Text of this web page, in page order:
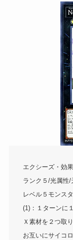
エクシーズ・効
ランク５/光属性
レベル５モンス
(1)：１ターンに
Ｘ素材を２つ取
お互いにサイコ